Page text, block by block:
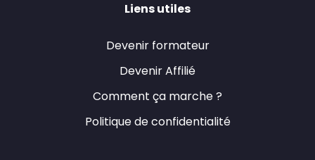
Liens utiles
Devenir formateur
Devenir Affilié
Comment ça marche ?
Politique de confidentialité